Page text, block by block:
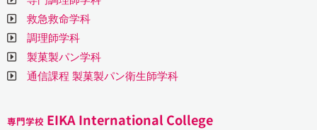
救急救命学科
調理師学科
製菓製パン学科
通信課程 製菓製パン衛生師学科
専門学校 EIKA International College